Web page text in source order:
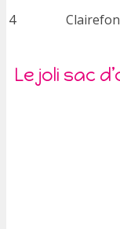
4
Le joli sac